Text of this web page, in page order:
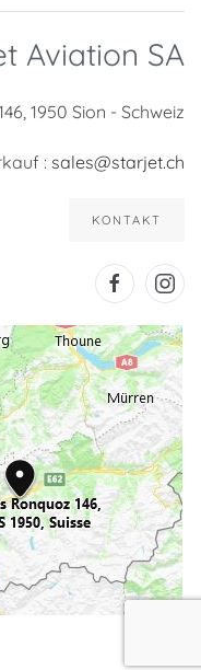
Aviation SA
1950 Sion - Schweiz
: sales@starjet.ch
KONTAKT